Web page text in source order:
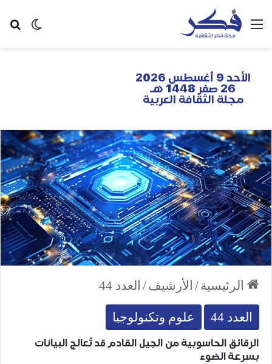
الأحد 9 أغسطس 2026
26 صفر 1448 هـ
مجلة الثقافة العربية
الرئيسية/ الأرشيف/ العدد 44
العدد 44 علوم وتكنولوجيا
الرقائق الحاسوبية من الجيل القادم قد تُعالج البيانات
بسرعة الضوء